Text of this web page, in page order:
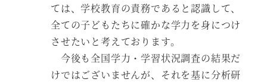
ては、学校教育の責務であると認識して、
全ての子どもたちに確かな学力を身につけ
させたいと考えております。
今後も全国学力・学習状況調査の結果だ
けではございませんが、それを基に分析研